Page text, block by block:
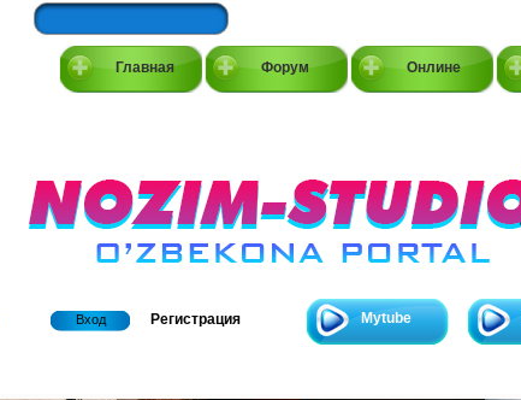
Главная Форум Онлине
Вход Регистрация Mytube